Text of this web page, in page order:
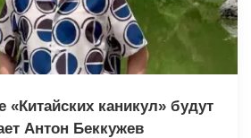
«Китайских каникул» будут
Антон Беккужев